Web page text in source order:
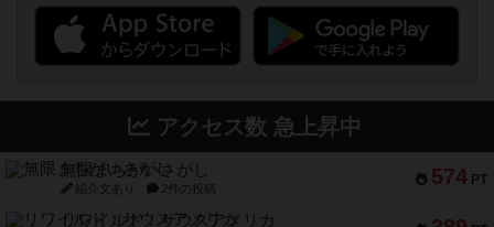
アクセス数 急上昇中
574 PT
無限まちがいさがし
紹介文あり 2件の投稿
リワイルド：サウスアメリカ